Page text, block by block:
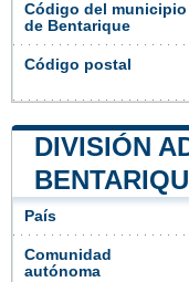
Código del municipio
de Bentarique
Código postal
DIVISIÓN
País
Comunidad
autónoma